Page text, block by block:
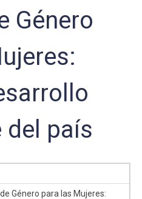
Género
del país
Género para las Mujeres: